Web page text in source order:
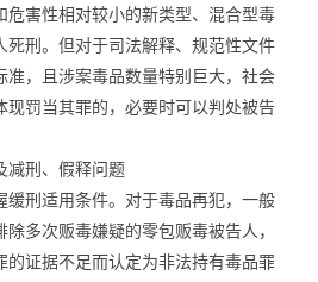
危害性相对较小的新类型、混合型毒
死刑。但对于司法解释、规范性文件
准，且涉案毒品数量特别巨大，社会
现罚当其罪的，必要时可以判处被告
减刑、假释问题
缓刑适用条件。对于毒品再犯，一般
多次贩毒嫌疑的零包贩毒被告人，
的证据不足而认定为非法持有毒品罪